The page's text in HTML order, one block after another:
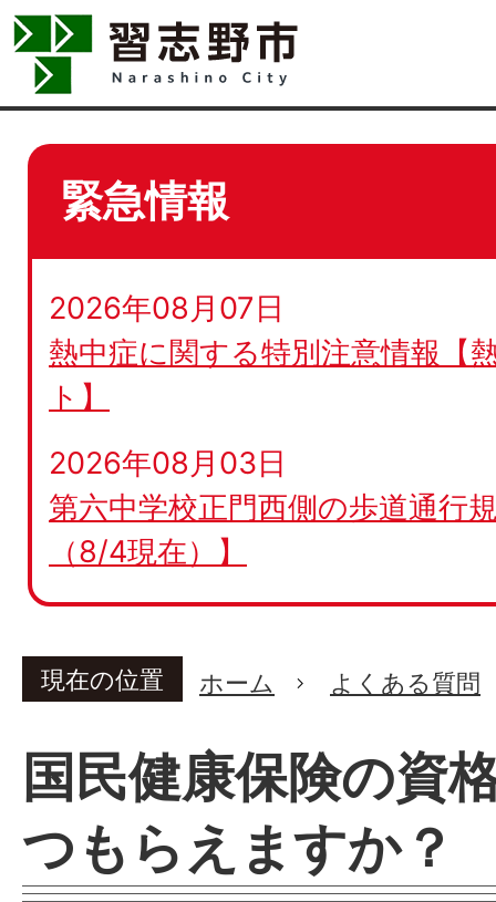
緊急情報
2026年08月07日
熱中症に関する特別注意情報【
ト】
2026年08月03日
第六中学校正門西側の歩道通行
（8/4現在）】
現在の位置 ホーム よくある質問
国民健康保険の資
つもらえますか？